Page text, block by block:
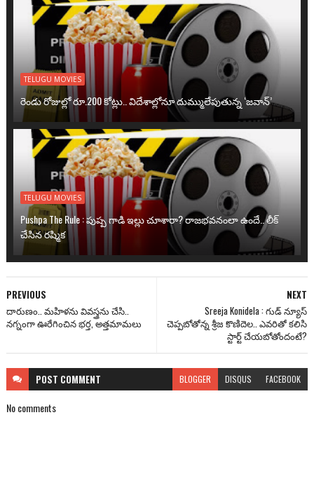
TELUGU MOVIES
రెండు రోజుల్లో రూ.200 కోట్లు.. విదేశాల్లోనూ దుమ్ములేపుతున్న ‘జవాన్’
TELUGU MOVIES
Pushpa The Rule : పుష్ప గాడి ఇల్లు చూశారా? రాజభవనంలా ఉందే.. లీక్
చేసిన రష్మిక
NEXT
Sreeja Konidela : గుడ్ న్యూస్
చెప్పబోతోన్న శ్రీజ కొణిదెల.. ఎవరితో కలిసి
స్టార్ట్ చేయబోతోందంటే?
PREVIOUS
దారుణం.. మహిళను వివస్త్రను చేసి..
నగ్నంగా ఊరేగించిన భర్త, అత్తమామలు
POST COMMENT BLOGGER DISQUS FACEBOOK
No comments